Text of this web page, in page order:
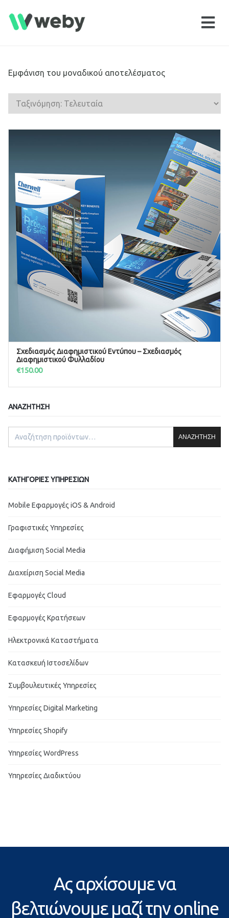
Εμφάνιση του μοναδικού αποτελέσματος
ΠΡΟΣΘΉΚΗ ΣΤΟ ΚΑΛΆΘΙ
Σχεδιασμός Διαφημιστικού Εντύπου – Σχεδιασμός
Διαφημιστικού Φυλλαδίου
€150.00
ΑΝΑΖΉΤΗΣΗ
ΑΝΑΖΉΤΗΣΗ
ΚΑΤΗΓΟΡΊΕΣ ΥΠΗΡΕΣΙΏΝ
Mobile Εφαρμογές iOS & Android
Γραφιστικές Υπηρεσίες
Διαφήμιση Social Media
Διαχείριση Social Media
Εφαρμογές Cloud
Εφαρμογές Κρατήσεων
Ηλεκτρονικά Καταστήματα
Κατασκευή Ιστοσελίδων
Συμβουλευτικές Υπηρεσίες
Υπηρεσίες Digital Marketing
Υπηρεσίες Shopify
Υπηρεσίες WordPress
Υπηρεσίες Διαδικτύου
Ας αρχίσουμε να
βελτιώνουμε μαζί την online